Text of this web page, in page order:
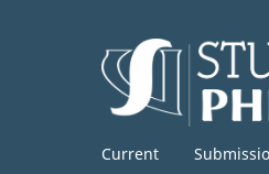
Current